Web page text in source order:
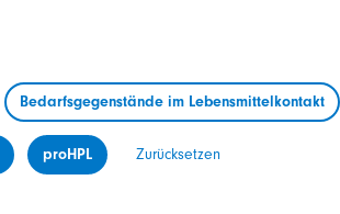
Bedarfsgegenstände im Lebensmittelkontakt
proHPL Zurücksetzen